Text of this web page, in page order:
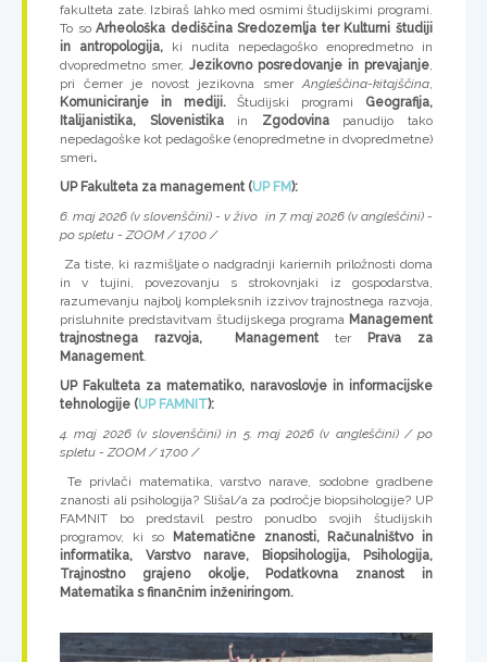
fakulteta zate. Izbiraš lahko med osmimi študijskimi programi.
To soArheološka dediščina Sredozemlja ter Kulturni študiji
in antropologija, ki nudita nepedagoško enopredmetno in
dvopredmetno smer, Jezikovno posredovanje in prevajanje
pri čemer je novost jezikovna smer Angleščina-kitajščina
Komuniciranje in mediji.Študijski programi Geografija,
Italijanistika, Slovenistikain Zgodovina panudijo tako
nepedagoške kot pedagoške (enopredmetne in dvopredmetne)
smeri.
UP Fakulteta za management (UP FM):
6. maj 2026 (v slovenščini) - v živo in 7. maj 2026 (v angleščini) -
po spletu - ZOOM / 17.00 /
Za tiste, ki razmišljate o nadgradnji kariernih priložnosti doma
in v tujini, povezovanju s strokovnjaki iz gospodarstva,
razumevanju najbolj kompleksnih izzivov trajnostnega razvoja,
prisluhnite predstavitvam študijskega programa Management
trajnostnega razvoja,
Management terPrava za
Management
UP Fakulteta za matematiko, naravoslovje in informacijske
tehnologije (UP FAMNIT):
4. maj 2026 (v slovenščini) in 5. maj 2026 (v angleščini) / po
spletu - ZOOM / 17.00 /
Te privlači matematika, varstvo narave, sodobne gradbene
znanosti ali psihologija? Slišal/a za področje biopsihologije? UP
FAMNIT bo predstavil pestro ponudbo svojih študijskih
programov, ki so Matematične znanosti, Računalništvo in
informatika, Varstvo narave, Biopsihologija, Psihologija,
Trajnostno grajeno okolje, Podatkovna znanost in
Matematika s finančnim inženiringom.